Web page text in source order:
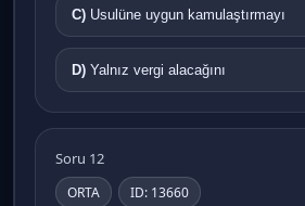
C) Usulüne uygun kamulaştırmayı
D) Yalnız vergi alacağını
Soru 12
ORTA ID: 13660